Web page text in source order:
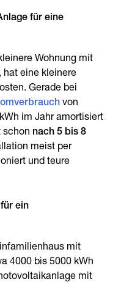
für eine
Wohnung mit
hat eine kleinere
Gerade bei
von
im Jahr amortisiert
schon nach 5 bis 8
meist per
und teure
ein
mit
4000 bis 5000 kWh
mit